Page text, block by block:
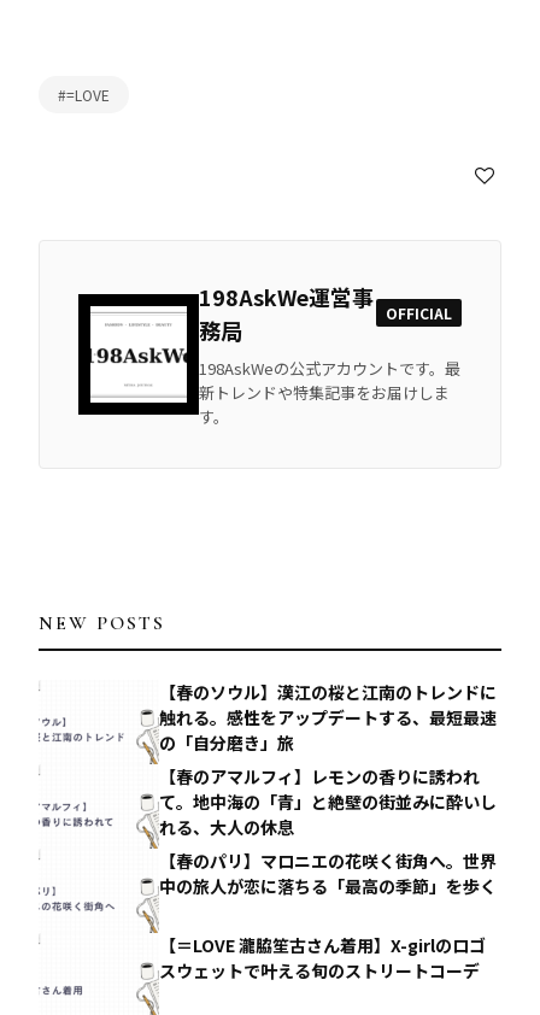
#=LOVE
198AskWe運営事
務局
OFFICIAL
198AskWeの公式アカウントです。最
新トレンドや特集記事をお届けしま
す。
NEW POSTS
【春のソウル】漢江の桜と江南のトレンドに
触れる。感性をアップデートする、最短最速
の「自分磨き」旅
【春のアマルフィ】レモンの香りに誘われ
て。地中海の「青」と絶壁の街並みに酔いし
れる、大人の休息
【春のパリ】マロニエの花咲く街角へ。世界
中の旅人が恋に落ちる「最高の季節」を歩く
【＝LOVE 瀧脇笙古さん着用】X-girlのロゴ
スウェットで叶える旬のストリートコーデ